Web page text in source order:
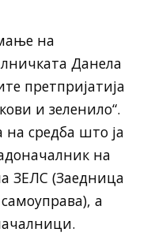
на
Данела
претпријатија
и зеленило“.
на средба што ја
на
ЗЕЛС (Заедница
а